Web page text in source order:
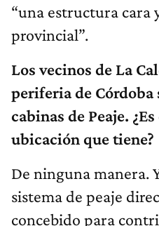
“una estructura cara
provincial”.
Los vecinos de La
periferia de Córdoba
cabinas de Peaje.
ubicación que tiene?
De ninguna manera.
sistema de peaje
concebido para